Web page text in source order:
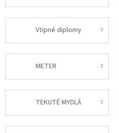
Vtipné diplomy
METER
TEKUTÉ MYDLÁ